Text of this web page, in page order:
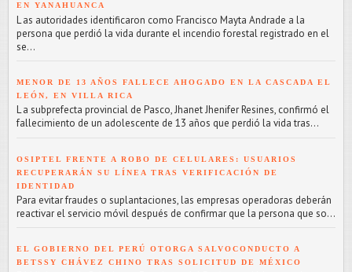
EN YANAHUANCA
L as autoridades identificaron como Francisco Mayta Andrade a la
persona que perdió la vida durante el incendio forestal registrado en el
se...
MENOR DE 13 AÑOS FALLECE AHOGADO EN LA CASCADA EL
LEÓN, EN VILLA RICA
L a subprefecta provincial de Pasco, Jhanet Jhenifer Resines, confirmó el
fallecimiento de un adolescente de 13 años que perdió la vida tras...
OSIPTEL FRENTE A ROBO DE CELULARES: USUARIOS
RECUPERARÁN SU LÍNEA TRAS VERIFICACIÓN DE
IDENTIDAD
Para evitar fraudes o suplantaciones, las empresas operadoras deberán
reactivar el servicio móvil después de confirmar que la persona que so...
EL GOBIERNO DEL PERÚ OTORGA SALVOCONDUCTO A
BETSSY CHÁVEZ CHINO TRAS SOLICITUD DE MÉXICO